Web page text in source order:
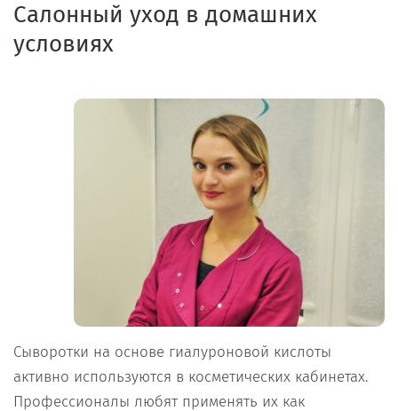
Салонный уход в домашних
условиях
Сыворотки на основе гиалуроновой кислоты
активно используются в косметических кабинетах.
Профессионалы любят применять их как